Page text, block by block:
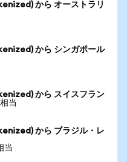
から オーストラリ
から シンガポール
から スイスフラン
当
から ブラジル・レ
当